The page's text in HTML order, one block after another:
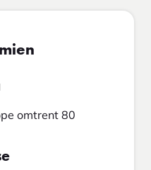
omtrent 80